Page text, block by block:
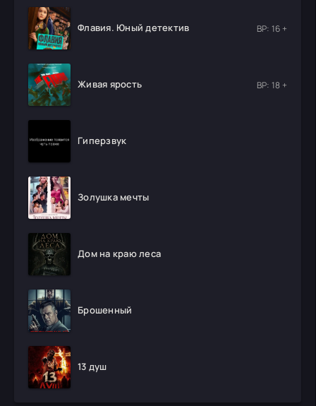
Флавия. Юный детектив ВР: 16 +
Живая ярость ВР: 18 +
Гиперзвук
Золушка мечты
Дом на краю леса
Брошенный
13 душ